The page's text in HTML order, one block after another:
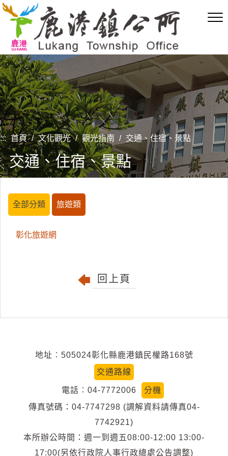
跳
內
容
區
塊
::: 首頁 / 文化觀光 / 觀光指南 / 交通、住宿、景點
交通、住宿、景點
全部分類 旅遊類
彰化旅遊網
回上頁
地址︰505024彰化縣鹿港鎮民權路168號
交通路線
電話︰04-7772006
分機
傳真號碼：04-7747298 (調解資料請傳真04-
7742921)
本所辦公時間：週一到週五08:00-12:00 13:00-
17:00(另依行政院人事行政總處公告調整)